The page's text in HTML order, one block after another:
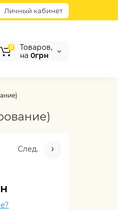
Личный кабинет
0
Товаров,
на 0грн
След.